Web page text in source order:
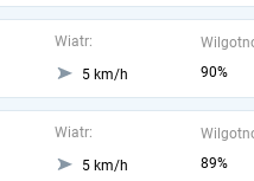
Wiatr:
5 km/h
90%
Wiatr:
5 km/h
89%